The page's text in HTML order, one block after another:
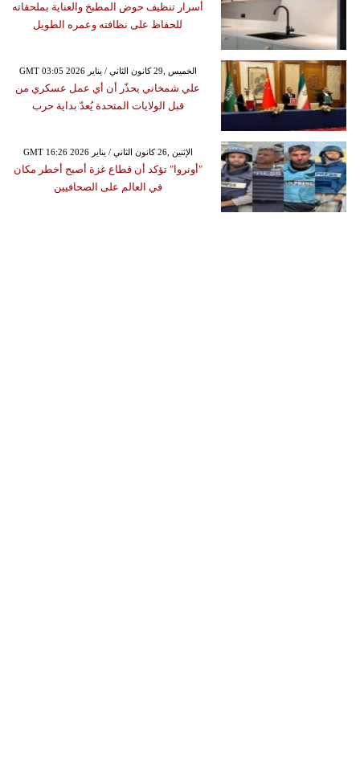
أسرار تنظيف حوض المطبخ والعناية بملحقاته
للحفاظ على نظافته وعمره الطويل
GMT 03:05 2026 الخميس ,29 كانون الثاني / يناير
علي شمخاني يحذّر أن أي عمل عسكري من
قبل الولايات المتحدة يُعدّ بداية حرب
GMT 16:26 2026 الإثنين ,26 كانون الثاني / يناير
"أونروا" تؤكد أن قطاع غزة أصبح أخطر مكان
في العالم على الصحافيين